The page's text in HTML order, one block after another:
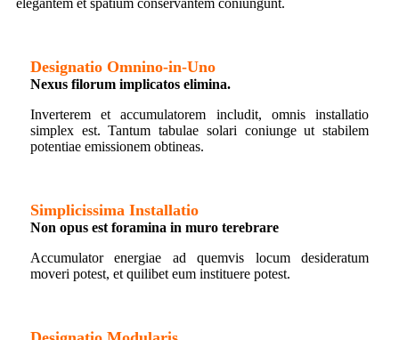
elegantem et spatium conservantem coniungunt.
Designatio Omnino-in-Uno
Nexus filorum implicatos elimina.
Inverterem et accumulatorem includit, omnis installatio
simplex est. Tantum tabulae solari coniunge ut stabilem
potentiae emissionem obtineas.
Simplicissima Installatio
Non opus est foramina in muro terebrare
Accumulator energiae ad quemvis locum desideratum
moveri potest, et quilibet eum instituere potest.